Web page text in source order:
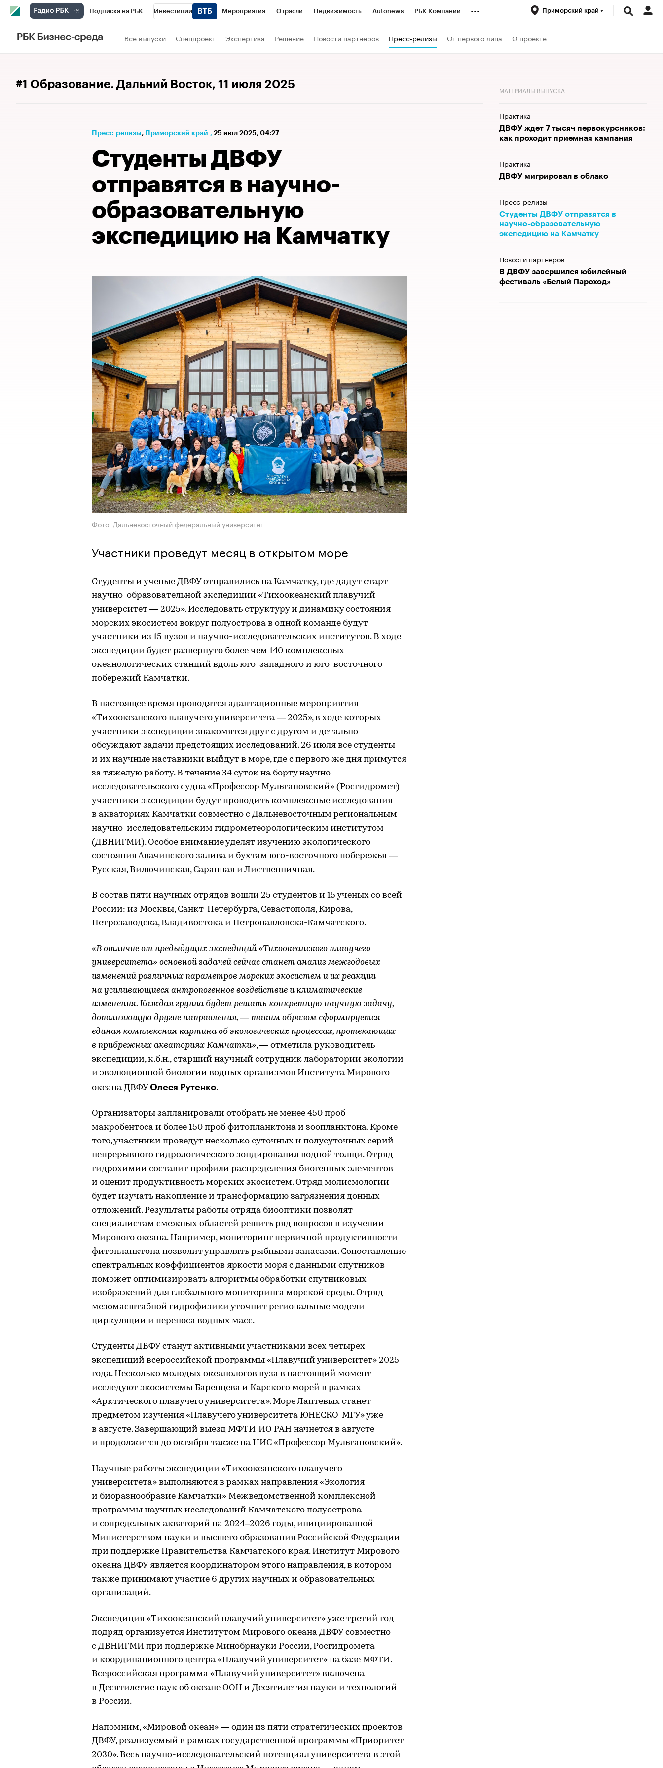
Подписка на РБК Инвестиции Мероприятия Отрасли Недвижимость Autonews РБК Компании
Телеканал
Кредитные рейтинги
... Приморский край
Все выпуски Спецпроект Экспертиза Решение Новости партнеров Пресс-релизы От первого лица О проекте
#1 Образование. Дальний Восток, 11 июля 2025
Пресс-релизы⁠, Приморский край , 25 июл 2025, 04:27
Студенты ДВФУ
отправятся в научно-
образовательную
экспедицию на Камчатку
Фото: Дальневосточный федеральный университет
Участники проведут месяц в открытом море
Студенты и ученые ДВФУ отправились на Камчатку, где дадут старт
научно-образовательной экспедиции «Тихоокеанский плавучий
университет — 2025». Исследовать структуру и динамику состояния
морских экосистем вокруг полуострова в одной команде будут
участники из 15 вузов и научно-исследовательских институтов. В ходе
экспедиции будет развернуто более чем 140 комплексных
океанологических станций вдоль юго-западного и юго-восточного
побережий Камчатки.
В настоящее время проводятся адаптационные мероприятия
«Тихоокеанского плавучего университета — 2025», в ходе которых
участники экспедиции знакомятся друг с другом и детально
обсуждают задачи предстоящих исследований. 26 июля все студенты
и их научные наставники выйдут в море, где с первого же дня примутся
за тяжелую работу. В течение 34 суток на борту научно-
исследовательского судна «Профессор Мультановский» (Росгидромет)
участники экспедиции будут проводить комплексные исследования
в акваториях Камчатки совместно с Дальневосточным региональным
научно-исследовательским гидрометеорологическим институтом
(ДВНИГМИ). Особое внимание уделят изучению экологического
состояния Авачинского залива и бухтам юго-восточного побережья —
Русская, Вилючинская, Саранная и Лиственничная.
В состав пяти научных отрядов вошли 25 студентов и 15 ученых со всей
России: из Москвы, Санкт-Петербурга, Севастополя, Кирова,
Петрозаводска, Владивостока и Петропавловска-Камчатского.
«В отличие от предыдущих экспедиций «Тихоокеанского плавучего
университета» основной задачей сейчас станет анализ межгодовых
изменений различных параметров морских экосистем и их реакции
на усиливающиеся антропогенное воздействие и климатические
изменения. Каждая группа будет решать конкретную научную задачу,
дополняющую другие направления, — таким образом сформируется
единая комплексная картина об экологических процессах, протекающих
в прибрежных акваториях Камчатки», — отметила руководитель
экспедиции, к.б.н., старший научный сотрудник лаборатории экологии
и эволюционной биологии водных организмов Института Мирового
океана ДВФУОлеся Рутенко.
Организаторы запланировали отобрать не менее 450 проб
макробентоса и более 150 проб фитопланктона и зоопланктона. Кроме
того, участники проведут несколько суточных и полусуточных серий
непрерывного гидрологического зондирования водной толщи. Отряд
гидрохимии составит профили распределения биогенных элементов
и оценит продуктивность морских экосистем. Отряд молисмологии
будет изучать накопление и трансформацию загрязнения донных
отложений. Результаты работы отряда биооптики позволят
специалистам смежных областей решить ряд вопросов в изучении
Мирового океана. Например, мониторинг первичной продуктивности
фитопланктона позволит управлять рыбными запасами. Сопоставление
спектральных коэффициентов яркости моря с данными спутников
поможет оптимизировать алгоритмы обработки спутниковых
изображений для глобального мониторинга морской среды. Отряд
мезомасштабной гидрофизики уточнит региональные модели
циркуляции и переноса водных масс.
Студенты ДВФУ станут активными участниками всех четырех
экспедиций всероссийской программы «Плавучий университет» 2025
года. Несколько молодых океанологов вуза в настоящий момент
исследуют экосистемы Баренцева и Карского морей в рамках
«Арктического плавучего университета». Море Лаптевых станет
предметом изучения «Плавучего университета ЮНЕСКО-МГУ» уже
в августе. Завершающий выезд МФТИ-ИО РАН начнется в августе
и продолжится до октября также на НИС «Профессор Мультановский».
Научные работы экспедиции «Тихоокеанского плавучего
университета» выполняются в рамках направления «Экология
и биоразнообразие Камчатки» Межведомственной комплексной
программы научных исследований Камчатского полуострова
и сопредельных акваторий на 2024–2026 годы, инициированной
Министерством науки и высшего образования Российской Федерации
при поддержке Правительства Камчатского края. Институт Мирового
океана ДВФУ является координатором этого направления, в котором
также принимают участие 6 других научных и образовательных
организаций.
Экспедиция «Тихоокеанский плавучий университет» уже третий год
подряд организуется Институтом Мирового океана ДВФУ совместно
с ДВНИГМИ при поддержке Минобрнауки России, Росгидромета
и координационного центра «Плавучий университет» на базе МФТИ.
Всероссийская программа «Плавучий университет» включена
в Десятилетие наук об океане ООН и Десятилетия науки и технологий
в России.
Напомним, «Мировой океан» — один из пяти стратегических проектов
ДВФУ, реализуемый в рамках государственной программы «Приоритет
2030». Весь научно-исследовательский потенциал университета в этой
МАТЕРИАЛЫ ВЫПУСКА
Практика
ДВФУ ждет 7 тысяч первокурсников:
как проходит приемная кампания
Практика
ДВФУ мигрировал в облако
Пресс-релизы
Студенты ДВФУ отправятся в
научно-образовательную
экспедицию на Камчатку
Новости партнеров
В ДВФУ завершился юбилейный
фестиваль «Белый Пароход»